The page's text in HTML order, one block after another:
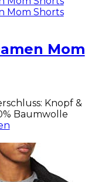
Mom
Knopf &
Baumwolle